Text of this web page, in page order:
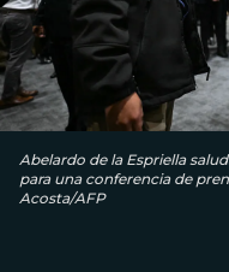
Abelardo de la Espriella
para una conferencia de
Acosta/AFP